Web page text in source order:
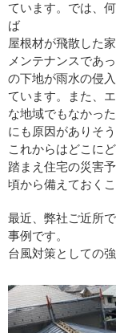
ています。では、
ば
屋根材が飛散した
メンテナンスであ
の下地が雨水の侵
ています。また、
な地域でもなかっ
にも原因がありそう
これからはどこに
踏まえ住宅の災害
頃から備えておく
最近、弊社ご近所
事例です。
台風対策としての